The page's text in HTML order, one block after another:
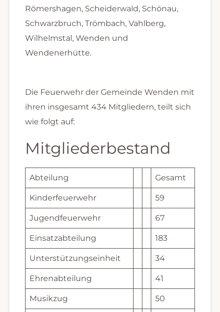
Römershagen, Scheiderwald, Schönau,
Schwarzbruch, Trömbach, Vahlberg,
Wilhelmstal, Wenden und
Wendenerhütte.
Die Feuerwehr der Gemeinde Wenden mit
ihren insgesamt 434 Mitgliedern, teilt sich
wie folgt auf:
Mitgliederbestand
Abteilung Gesamt
Kinderfeuerwehr 59
Jugendfeuerwehr 67
Einsatzabteilung 183
Unterstützungseinheit 34
Ehrenabteilung 41
Musikzug 50